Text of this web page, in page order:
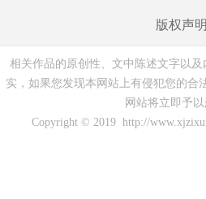
版权声明
相关作品的原创性、文中陈述文字以
实，如果您发现本网站上有侵犯您的合
网站将立即予以
Copyright © 2019 http://